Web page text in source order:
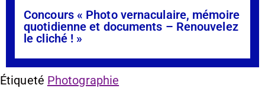
Concours « Photo vernaculaire, mémoire
quotidienne et documents – Renouvelez
le cliché ! »
Étiqueté Photographie